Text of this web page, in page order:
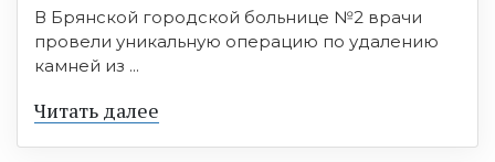
В Брянской городской больнице №2 врачи
провели уникальную операцию по удалению
камней из ...
Читать далее